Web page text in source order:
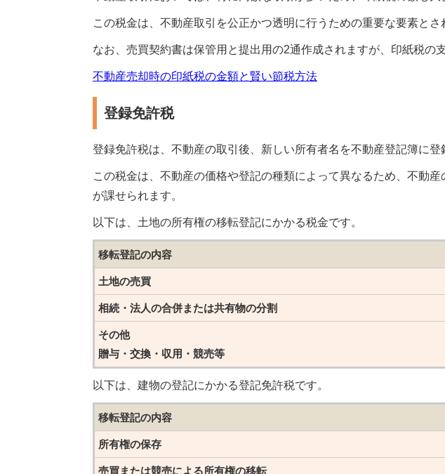
この税金は、不動産取引を公正かつ透明に行うための重要な要素とさ
なお、売買契約書は保管用と提出用の2通作成されますが、印紙税の
不動産売却時の印紙税の金額と賢い節税方法
登録免許税
登録免許税は、不動産の取引後、新しい所有者名を不動産登記簿に登
この税金は、不動産の価格や登記の種類によって異なるため、不動
が課せられます。
以下は、土地の所有権の移転登記にかかる税金です。
移転登記の内容
土地の売買
相続・法人の合併または共有物の分割
その他
贈与・交換・収用・競売等
以下は、建物の登記にかかる登記免許税です。
移転登記の内容
所有権の保存
売買または競売による所有権の移転